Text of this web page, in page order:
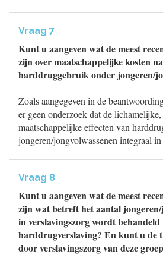
Vraag 7
Kunt u aangeven wat de meest
zijn over maatschappelijke kosten
harddruggebruik onder jongeren/
Zoals aangegeven in de
er geen onderzoek dat de
maatschappelijke effecten van
jongeren/jongvolwassenen integraal
Vraag 8
Kunt u aangeven wat de meest
zijn wat betreft het aantal
in verslavingszorg wordt behandeld
harddrugverslaving? En kunt u de
door verslavingszorg van deze